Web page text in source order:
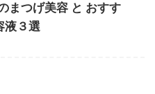
まつげ美容 と おすす
液３選